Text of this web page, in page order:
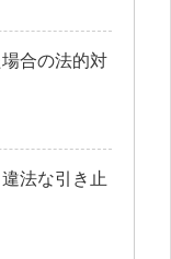
合の法的対
法な引き止